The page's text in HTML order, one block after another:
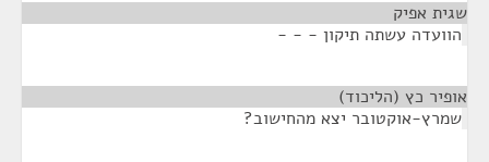
שגית אפיק
הוועדה עשתה תיקון - - -
אופיר כץ (הליכוד)
שמרץ-אוקטובר יצא מהחישוב?